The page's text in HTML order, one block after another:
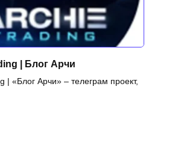
| Блог Арчи
| «Блог Арчи» – телеграм проект,